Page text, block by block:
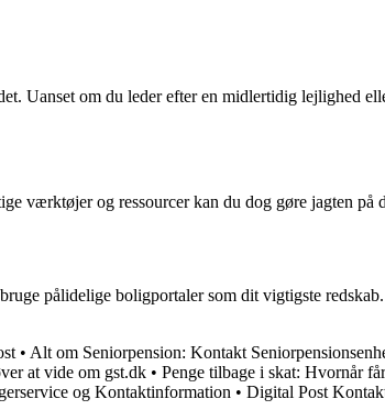
Uanset om du leder efter en midlertidig lejlighed
værktøjer og ressourcer kan du dog gøre jagten på
pålidelige boligportaler som dit vigtigste
• Alt om Seniorpension: Kontakt
at vide om gst.dk • Penge tilbage i skat: Hvornår
og Kontaktinformation • Digital Post